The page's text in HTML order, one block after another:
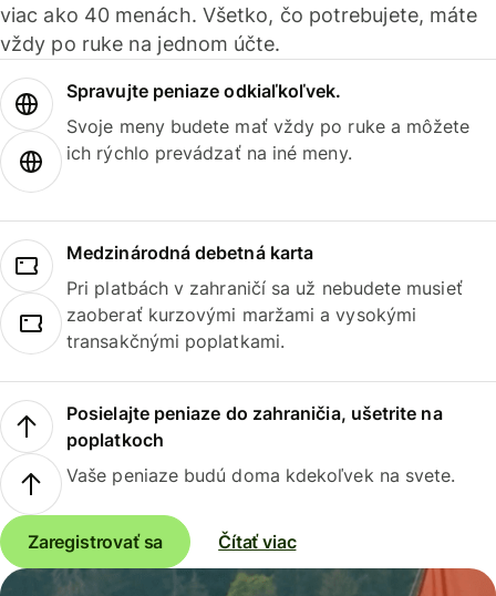
viac ako 40 menách. Všetko, čo potrebujete, máte
vždy po ruke na jednom účte.
Spravujte peniaze odkiaľkoľvek.
Svoje meny budete mať vždy po ruke a môžete
ich rýchlo prevádzať na iné meny.
Medzinárodná debetná karta
Pri platbách v zahraničí sa už nebudete musieť
zaoberať kurzovými maržami a vysokými
transakčnými poplatkami.
Posielajte peniaze do zahraničia, ušetrite na
poplatkoch
Vaše peniaze budú doma kdekoľvek na svete.
Zaregistrovať sa Čítať viac